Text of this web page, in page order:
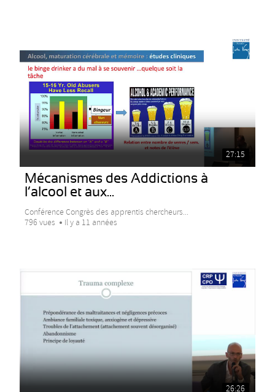
27:15
Mécanismes des Addictions à
l’alcool et aux...
Conférence Congrès des apprentis chercheurs...
796 vues
Il y a 11 années
26:26